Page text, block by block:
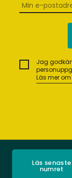
Jag
Läs mer
Läs senaste
numret